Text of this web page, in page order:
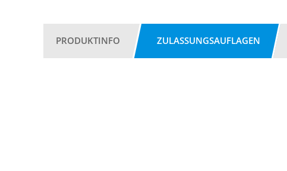
PRODUKTINFO ZULASSUNGSAUFLAGEN